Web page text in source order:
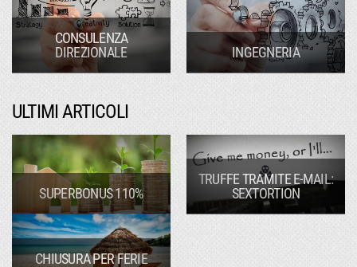
CONSULENZA
DIREZIONALE
INGEGNERIA
ULTIMI ARTICOLI
SUPERBONUS 110%
TRUFFE TRAMITE E-MAIL:
SEXTORTION
CHIUSURA PER FERIE